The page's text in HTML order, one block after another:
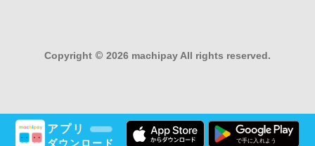
アプリ
ダウンロード
Copyright © 2026 machipay All rights reserved.